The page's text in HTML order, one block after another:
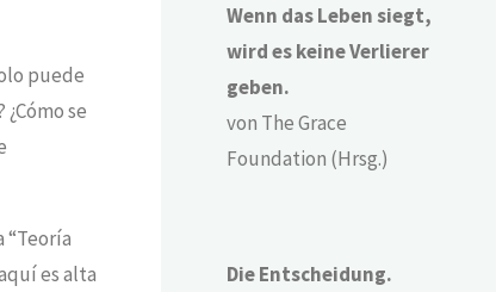
puede
se
“Teoría
es alta
Wenn das Leben siegt,
wird es keine Verlierer
geben.
von The Grace
Foundation (Hrsg.)
Die Entscheidung.